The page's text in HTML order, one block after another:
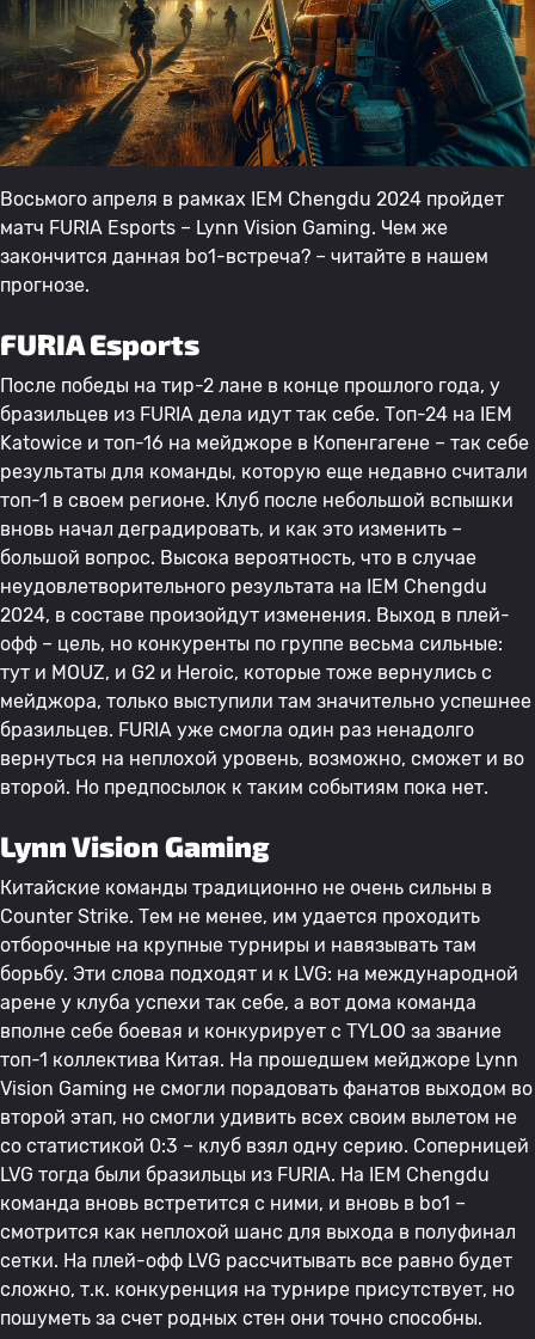
Восьмого апреля в рамках IEM Chengdu 2024 пройдет
матч FURIA Esports – Lynn Vision Gaming. Чем же
закончится данная bo1-встреча? – читайте в нашем
прогнозе.
FURIA Esports
После победы на тир-2 лане в конце прошлого года, у
бразильцев из FURIA дела идут так себе. Топ-24 на IEM
Katowice и топ-16 на мейджоре в Копенгагене – так себе
результаты для команды, которую еще недавно считали
топ-1 в своем регионе. Клуб после небольшой вспышки
вновь начал деградировать, и как это изменить –
большой вопрос. Высока вероятность, что в случае
неудовлетворительного результата на IEM Chengdu
2024, в составе произойдут изменения. Выход в плей-
офф – цель, но конкуренты по группе весьма сильные:
тут и MOUZ, и G2 и Heroic, которые тоже вернулись с
мейджора, только выступили там значительно успешнее
бразильцев. FURIA уже смогла один раз ненадолго
вернуться на неплохой уровень, возможно, сможет и во
второй. Но предпосылок к таким событиям пока нет.
Lynn Vision Gaming
Китайские команды традиционно не очень сильны в
Counter Strike. Тем не менее, им удается проходить
отборочные на крупные турниры и навязывать там
борьбу. Эти слова подходят и к LVG: на международной
арене у клуба успехи так себе, а вот дома команда
вполне себе боевая и конкурирует с TYLOO за звание
топ-1 коллектива Китая. На прошедшем мейджоре Lynn
Vision Gaming не смогли порадовать фанатов выходом во
второй этап, но смогли удивить всех своим вылетом не
со статистикой 0:3 – клуб взял одну серию. Соперницей
LVG тогда были бразильцы из FURIA. На IEM Chengdu
команда вновь встретится с ними, и вновь в bo1 –
смотрится как неплохой шанс для выхода в полуфинал
сетки. На плей-офф LVG рассчитывать все равно будет
сложно, т.к. конкуренция на турнире присутствует, но
пошуметь за счет родных стен они точно способны.